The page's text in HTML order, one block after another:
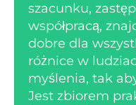
szacunku,
współpracą,
dobre dla
różnice w
myślenia, tak
Jest zbiorem